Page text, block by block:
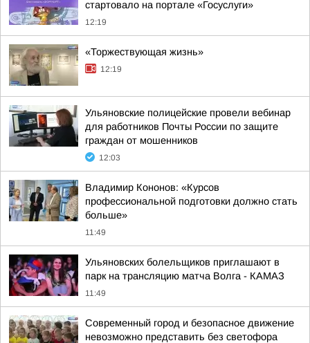
стартовало на портале «Госуслуги»
12:19
«Торжествующая жизнь»
12:19
Ульяновские полицейские провели вебинар
для работников Почты России по защите
граждан от мошенников
12:03
Владимир Кононов: «Курсов
профессиональной подготовки должно стать
больше»
11:49
Ульяновских болельщиков приглашают в
парк на трансляцию матча Волга - КАМАЗ
11:49
Современный город и безопасное движение
невозможно представить без светофора